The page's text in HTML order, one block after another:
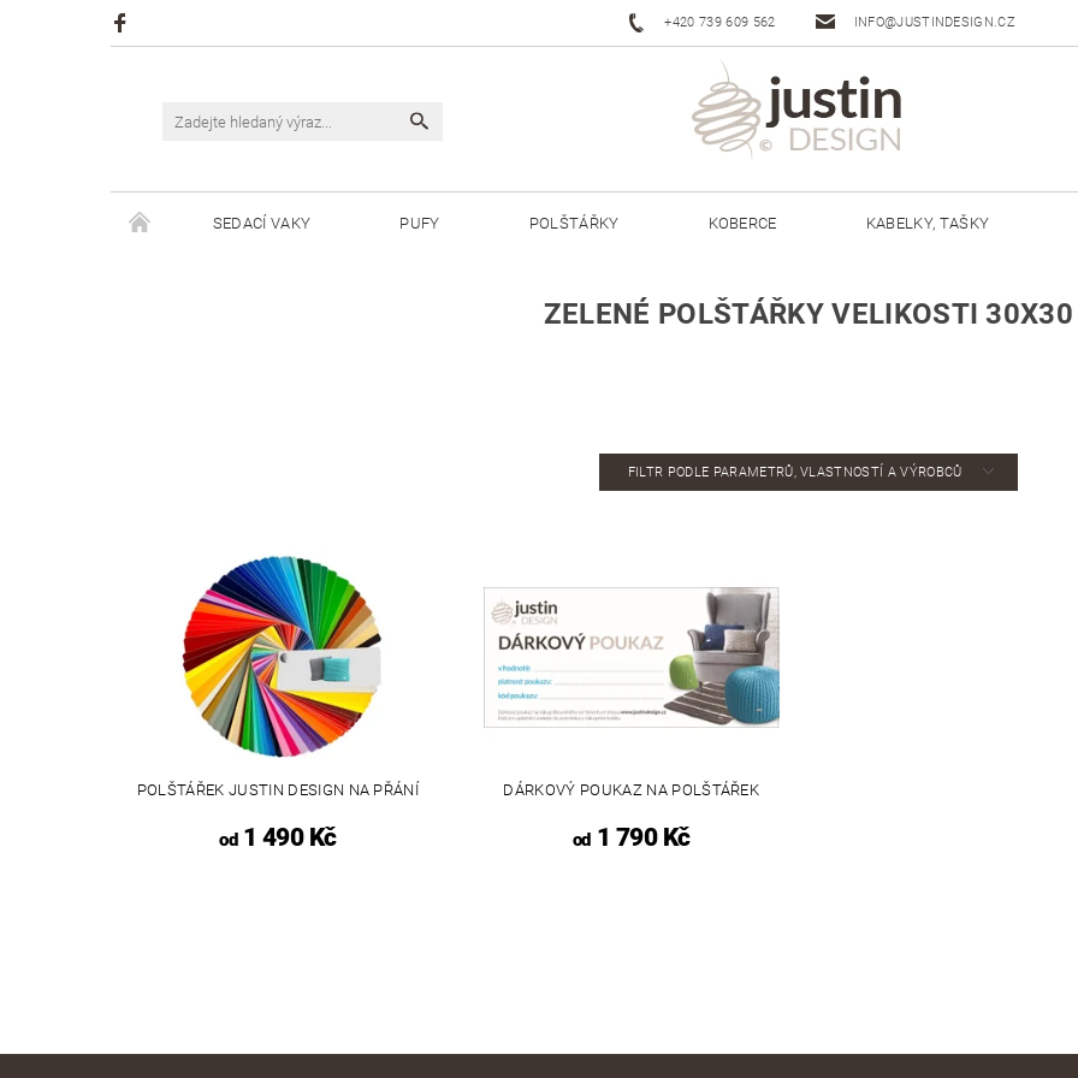
+420 739 609 562 INFO@JUSTINDESIGN.CZ
SEDACÍ VAKY PUFY POLŠTÁŘKY KOBERCE KABELKY, TAŠKY
ZELENÉ POLŠTÁŘKY VELIKOSTI 30X30
FILTR PODLE PARAMETRŮ, VLASTNOSTÍ A VÝROBCŮ
POLŠTÁŘEK JUSTIN DESIGN NA PŘÁNÍ
od1 490 Kč
DÁRKOVÝ POUKAZ NA POLŠTÁŘEK
od1 790 Kč